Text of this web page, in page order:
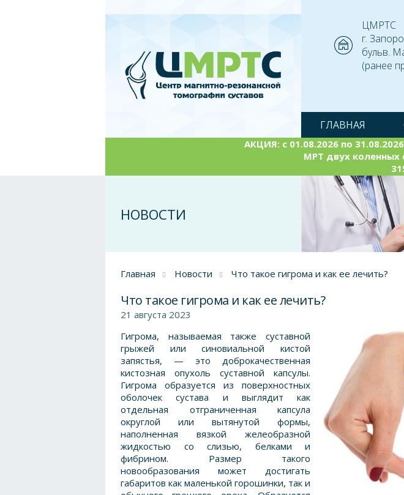
ЦМРТС
г.
бульв.
(ранее
ГЛАВНАЯ
АКЦИЯ: с 01.08.2026 по
МРТ двух коленных
НОВОСТИ
Главная Новости Что такое гигрома и как ее лечить?
Что такое гигрома и как ее лечить?
21 августа 2023
Гигрома, называемая также суставной
грыжей или синовиальной кистой
запястья, — это доброкачественная
кистозная опухоль суставной капсулы.
Гигрома образуется из поверхностных
оболочек сустава и выглядит как
отдельная отграниченная капсула
округлой или вытянутой формы,
наполненная вязкой желеобразной
жидкостью со слизью, белками и
фибрином. Размер такого
новообразования может достигать
габаритов как маленькой горошинки, так и